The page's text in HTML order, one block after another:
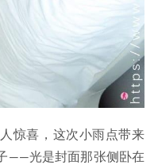
惊喜，这次小雨点带来
——光是封面那张侧卧在